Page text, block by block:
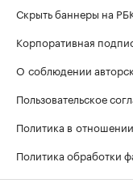
Скрыть баннеры на
Корпоративная
О соблюдении
Пользовательское
Политика в
Политика обработки